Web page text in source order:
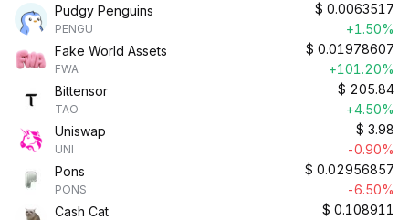
Pudgy Penguins
PENGU
$ 0.0063517
+1.50%
Fake World Assets
FWA
$ 0.01978607
+101.20%
Bittensor
TAO
$ 205.84
+4.50%
Uniswap
UNI
$ 3.98
-0.90%
Pons
PONS
$ 0.02956857
-6.50%
Cash Cat
$ 0.108911